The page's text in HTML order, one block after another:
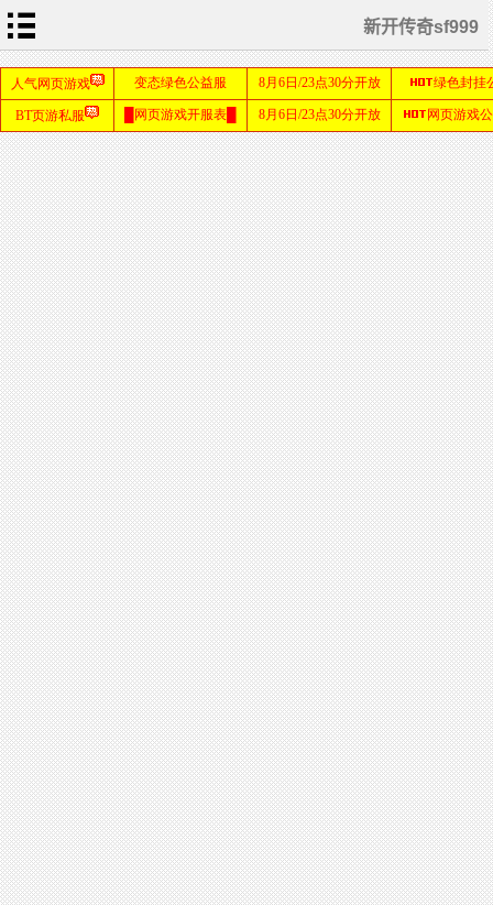
新开传奇sf999
首
页
新
开
传
奇
1.76
单
职
业
传
奇
sf999
发布
网